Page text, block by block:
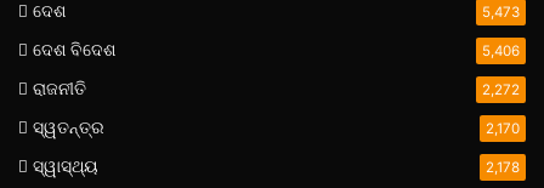
ଦେଶ 5,473
ଦେଶ ବିଦେଶ 5,406
ରାଜନୀତି 2,272
ସ୍ୱତନ୍ତ୍ର 2,170
ସ୍ୱାସ୍ଥ୍ୟ 2,178